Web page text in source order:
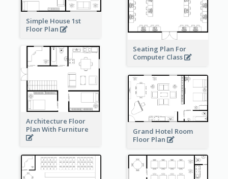
Simple House 1st
Floor Plan
Seating Plan For
Computer Class
Architecture Floor
Plan With Furniture
Grand Hotel Room
Floor Plan